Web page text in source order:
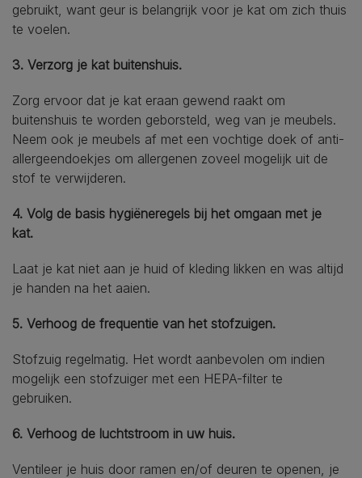
gebruikt, want geur is belangrijk voor je kat om zich thuis
te voelen.
3. Verzorg je kat buitenshuis.
Zorg ervoor dat je kat eraan gewend raakt om
buitenshuis te worden geborsteld, weg van je meubels.
Neem ook je meubels af met een vochtige doek of anti-
allergeendoekjes om allergenen zoveel mogelijk uit de
stof te verwijderen.
4. Volg de basis hygiëneregels bij het omgaan met je
kat.
Laat je kat niet aan je huid of kleding likken en was altijd
je handen na het aaien.
5. Verhoog de frequentie van het stofzuigen.
Stofzuig regelmatig. Het wordt aanbevolen om indien
mogelijk een stofzuiger met een HEPA-filter te
gebruiken.
6. Verhoog de luchtstroom in uw huis.
Ventileer je huis door ramen en/of deuren te openen, je